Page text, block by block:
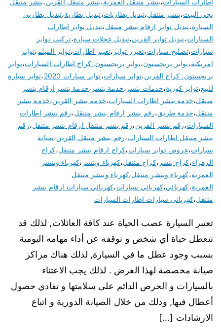
اطارات السيارات،بنشر متنقل العمرية،بنشر متنقل القرين،بنشر متنقل
يجي البيت،بنشر منتقل،تبديل بطاريات،تبديل بطارية،تبديل بطاريى
السيارة،تبديل تواير ارقام بنشر متنقل،تبديل تواير اطارات
السيارات،تبديل تواير القرين،تبديل عجلات سيارة،تركيب تواير
سيارات،تصليح سيارات،تغيرر تواير ،تغيير اطارات،تواير الميلم،تواير
امريكية،تواير بريجستون،تواير بريجستون. كراج اطارات السيارات،تواير
بريجستون. كراج القرين،تواير سيارات،تواير سيارات 2020 ،تواير سيارة
للبيع،تواير كورية،خدمات بنشر ،خدمة بنشر ،خدمة بنشر ارقام بنشر
متنقل،خدمة بنشر اطارات السيارات،خدمة بنشر القرين،خدمة بنشر
متنقل،خدمة طريق،رقم بنشر ارقام بنشر متنقل،رقم بنشر اطارات
السيارات،رقم بنشر القرين،رقم بنشر متنقل ارقام بنشر متنقل،رقم
بنشر متنقل اطارات السيارات،رقم بنشر متنقل القرين،صيانة
سيارات،عروض تواير سيارات،كراج ارقام بنشر متنقل،كراج
الزهراء،كراج بنشر ،كراج متنقل،كهرباء وبنشر ،كهرباء وبنشر
العمرية،كهرباء وبنشر متنقل،كهرباء وبنشر متنقل
العمرية،كهربائي،كهربائي سيارات،كهربائي سيارات ارقام بنشر
متنقل،كهربائي سيارات اطارات السيارات
تعتبر السيارة عصب الحياة عند كافة العائلات, لذلك قد
تتعطل حياة أي شخص و توقفه عن أداء مهامه اليومية
بسبب وجود عطل ما في السيارة, لذلك هناك مراكز
صيانة مخصصة لهذا الغرض . لذلك يجب الاعتناء
بالسيارات و الحرص الدائم على سلامتها و تفادي حصول
أعطال فيها, وذلك من خلال الصيانة الدورية و اتباع
الارشادات […]